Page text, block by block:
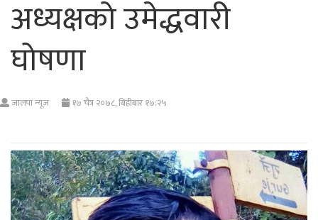
अध्यक्षको उमेद्धवारी
घोषणा
जालपा न्यूज १७ चैत्र २०७८, बिहीबार १७:२५